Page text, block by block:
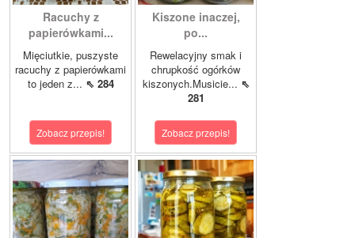
Racuchy z
papierówkami...
Mięciutkie, puszyste
racuchy z papierówkami
to jeden z... ⇖ 284
Zobacz przepis!
Kiszone inaczej,
po...
Rewelacyjny smak i
chrupkość ogórków
kiszonych.Musicie... ⇖
281
Zobacz przepis!